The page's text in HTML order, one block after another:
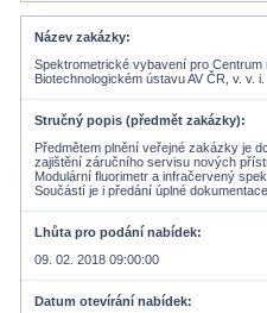
Název zakázky
Spektrometrické vybavení pro
Biotechnologickém ústavu AV ČR, v. v. i.
Stručný popis (předmět zakázky)
Předmětem plnění veřejné zakázky je
zajištění záručního servisu nových
Modulární fluorimetr a infračervený
Součástí je i předání úplné
Lhůta pro podání nabídek
09. 02. 2018 09:00:00
Datum otevírání nabídek